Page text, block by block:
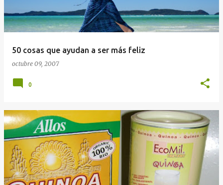
50 cosas que ayudan a ser más feliz
octubre 09, 2007
0